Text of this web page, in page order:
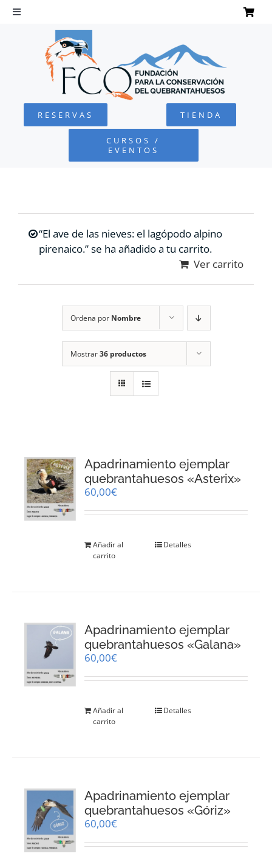
Saltar
Toggle
Navigation
QUEBRANTAHUESOS
FUNDACIÓN
COLABORA
RECURSOS
CONTACTO
RESERVAS TIENDA
CURSOS /
EVENTOS
“El ave de las nieves: el lagópodo alpino
pirenaico.” se ha añadido a tu carrito.
Ver carrito
Ordena por Nombre
Mostrar36 productos
Apadrinamiento ejemplar
quebrantahuesos «Asterix»
60,00€
Añadir al
carrito
Detalles
Apadrinamiento ejemplar
quebrantahuesos «Galana»
60,00€
Añadir al
carrito
Detalles
Apadrinamiento ejemplar
quebrantahuesos «Góriz»
60,00€